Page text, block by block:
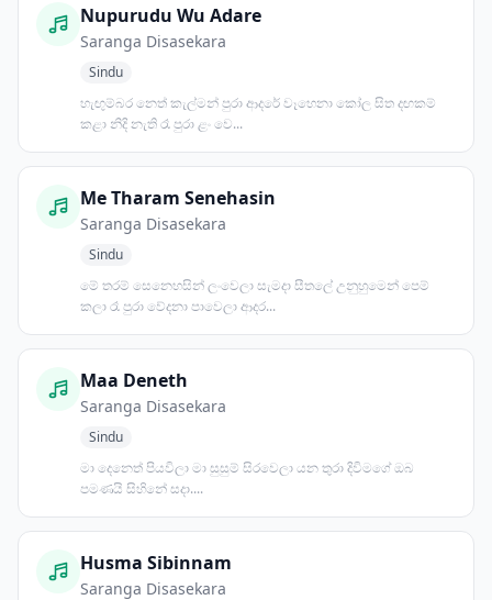
Nupurudu Wu Adare
Saranga Disasekara
Sindu
හැඟුම්බර නෙත් කැල්මන් පුරා ආදරේ වෑහෙනා කෝල සිත දඟකම්
කළා නිදි නැති රෑ පුරා ළං වෙ...
Me Tharam Senehasin
Saranga Disasekara
Sindu
මේ තරම් සෙනෙහසින් ලංවෙලා සැමදා සීතලේ උනුහුමෙන් පෙම්
කලා රෑ පුරා වේදනා පාවෙලා ආදර...
Maa Deneth
Saranga Disasekara
Sindu
මා දෙනෙත් පියවිලා මා සුසුම් සිරවෙලා යන තුරා දිවිමගේ ඔබ
පමණයි සිහිනේ සදා....
Husma Sibinnam
Saranga Disasekara